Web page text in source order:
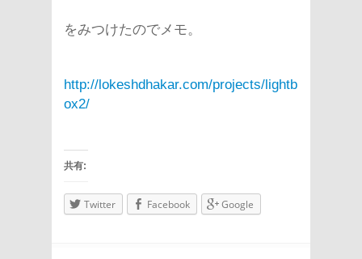
をみつけたのでメモ。
http://lokeshdhakar.com/projects/lightb
ox2/
共有:
Twitter Facebook Google